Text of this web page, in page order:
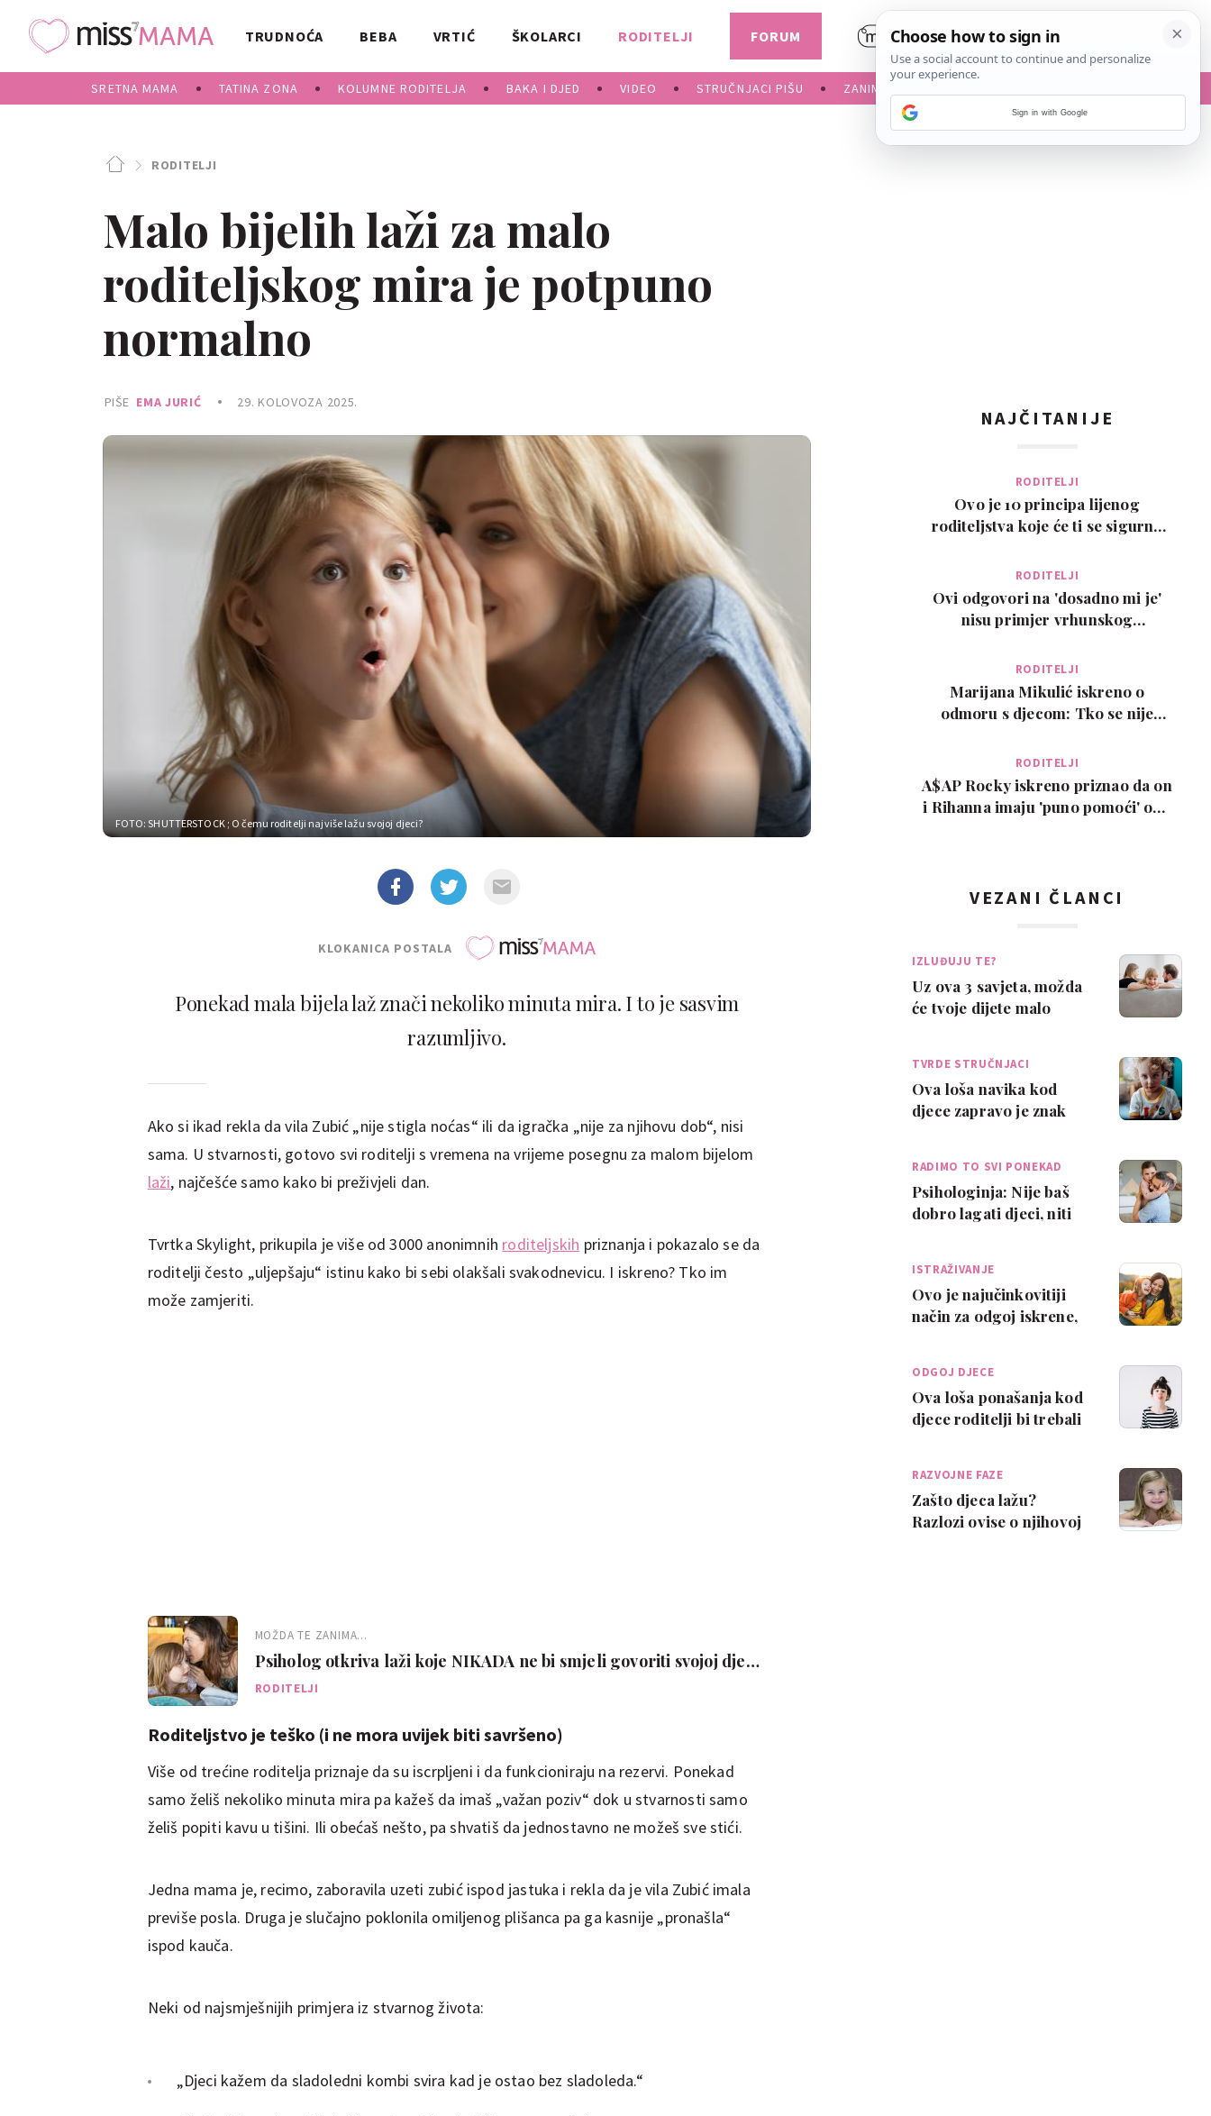
TRUDNOĆA BEBA VRTIĆ ŠKOLARCI RODITELJI
SRETNA MAMA TATINA ZONA KOLUMNE RODITELJA BAKA I DJED VIDEO STRUČNJACI PIŠU ZANIMLJIVOSTI
FORUM
RODITELJI
Malo bijelih laži za malo
roditeljskog mira je potpuno
normalno
PIŠE EMA JURIĆ 29. KOLOVOZA 2025.
FOTO: SHUTTERSTOCK ; O čemu roditelji najviše lažu svojoj djeci?
KLOKANICA POSTALA
Ponekad mala bijela laž znači nekoliko minuta mira. I to je sasvim
razumljivo.
Ako si ikad rekla da vila Zubić „nije stigla noćas“ ili da igračka „nije za njihovu dob“, nisi
sama. U stvarnosti, gotovo svi roditelji s vremena na vrijeme posegnu za malom bijelom
laži, najčešće samo kako bi preživjeli dan.
Tvrtka Skylight, prikupila je više od 3000 anonimnih roditeljskih priznanja i pokazalo se da
roditelji često „uljepšaju“ istinu kako bi sebi olakšali svakodnevicu. I iskreno? Tko im
može zamjeriti.
MOŽDA TE ZANIMA...
Psiholog otkriva laži koje NIKADA ne bi smjeli govoriti svojoj djeci,
posljedice nisu bezazlene
RODITELJI
Roditeljstvo je teško (i ne mora uvijek biti savršeno)
Više od trećine roditelja priznaje da su iscrpljeni i da funkcioniraju na rezervi. Ponekad
samo želiš nekoliko minuta mira pa kažeš da imaš „važan poziv“ dok u stvarnosti samo
želiš popiti kavu u tišini. Ili obećaš nešto, pa shvatiš da jednostavno ne možeš sve stići.
Jedna mama je, recimo, zaboravila uzeti zubić ispod jastuka i rekla da je vila Zubić imala
previše posla. Druga je slučajno poklonila omiljenog plišanca pa ga kasnije „pronašla“
ispod kauča.
Neki od najsmješnijih primjera iz stvarnog života:
„Djeci kažem da sladoledni kombi svira kad je ostao bez sladoleda.“
NAJČITANIJE
RODITELJI
Ovo je 10 principa lijenog
roditeljstva koje će ti se sigurno
RODITELJI
Ovi odgovori na 'dosadno mi je'
nisu primjer vrhunskog
RODITELJI
Marijana Mikulić iskreno o
odmoru s djecom: Tko se nije
RODITELJI
A$AP Rocky iskreno priznao da on
i Rihanna imaju 'puno pomoći' oko
VEZANI ČLANCI
IZLUĐUJU TE?
Uz ova 3 savjeta, možda
će tvoje dijete malo
TVRDE STRUČNJACI
Ova loša navika kod
djece zapravo je znak
RADIMO TO SVI PONEKAD
Psihologinja: Nije baš
dobro lagati djeci, niti
ISTRAŽIVANJE
Ovo je najučinkovitiji
način za odgoj iskrene,
ODGOJ DJECE
Ova loša ponašanja kod
djece roditelji bi trebali
RAZVOJNE FAZE
Zašto djeca lažu?
Razlozi ovise o njihovoj
Sign in with Google